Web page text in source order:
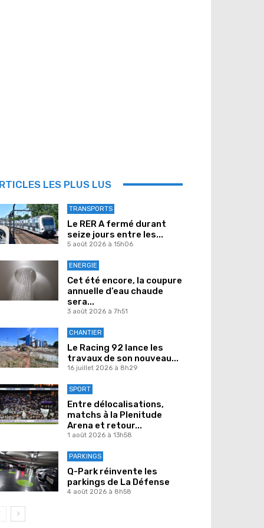
LES PLUS LUS
TRANSPORTS
Le RER A fermé durant
seize jours entre les...
5 août 2026 à 15h06
ENERGIE
Cet été encore, la coupure
annuelle d’eau chaude
sera...
3 août 2026 à 7h51
CHANTIER
Le Racing 92 lance les
travaux de son nouveau...
16 juillet 2026 à 8h29
SPORT
Entre délocalisations,
matchs à la Plenitude
Arena et retour...
1 août 2026 à 13h58
PARKINGS
Q-Park réinvente les
parkings de La Défense
4 août 2026 à 8h58